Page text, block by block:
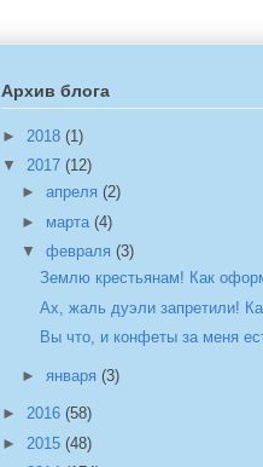
Архив блога
► 2018 (1)
▼ 2017 (12)
► апреля (2)
► марта (4)
▼ февраля (3)
Землю крестьянам! Как
Ах, жаль дуэли запретили!
Вы что, и конфеты за меня
► января (3)
► 2016 (58)
► 2015 (48)